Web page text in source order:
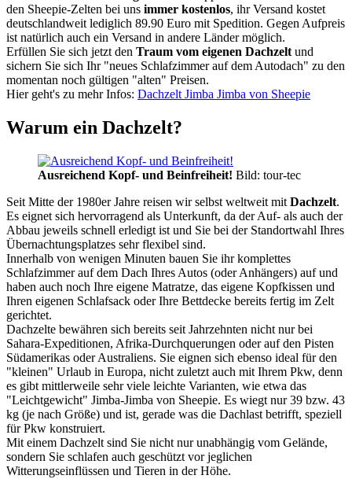
den Sheepie-Zelten bei uns immer kostenlos, ihr Versand kostet
deutschlandweit lediglich 89.90 Euro mit Spedition. Gegen Aufpreis
ist natürlich auch ein Versand in andere Länder möglich.
Erfüllen Sie sich jetzt den Traum vom eigenen Dachzelt und
sichern Sie sich Ihr "neues Schlafzimmer auf dem Autodach" zu den
momentan noch gültigen "alten" Preisen.
Hier geht's zu mehr Infos: Dachzelt Jimba Jimba von Sheepie
Warum ein Dachzelt?
Ausreichend Kopf- und Beinfreiheit! Bild: tour-tec
Seit Mitte der 1980er Jahre reisen wir selbst weltweit mit Dachzelt.
Es eignet sich hervorragend als Unterkunft, da der Auf- als auch der
Abbau jeweils schnell erledigt ist und Sie bei der Standortwahl Ihres
Übernachtungsplatzes sehr flexibel sind.
Innerhalb von wenigen Minuten bauen Sie ihr komplettes
Schlafzimmer auf dem Dach Ihres Autos (oder Anhängers) auf und
haben auch noch Ihre eigene Matratze, das eigene Kopfkissen und
Ihren eigenen Schlafsack oder Ihre Bettdecke bereits fertig im Zelt
gerichtet.
Dachzelte bewähren sich bereits seit Jahrzehnten nicht nur bei
Sahara-Expeditionen, Afrika-Durchquerungen oder auf den Pisten
Südamerikas oder Australiens. Sie eignen sich ebenso ideal für den
"kleinen" Urlaub in Europa, nicht zuletzt auch mit Ihrem Pkw, denn
es gibt mittlerweile sehr viele leichte Varianten, wie etwa das
"Leichtgewicht" Jimba-Jimba von Sheepie. Es wiegt nur 39 bzw. 43
kg (je nach Größe) und ist, gerade was die Dachlast betrifft, speziell
für Pkw konstruiert.
Mit einem Dachzelt sind Sie nicht nur unabhängig vom Gelände,
sondern Sie schlafen auch geschützt vor jeglichen
Witterungseinflüssen und Tieren in der Höhe.